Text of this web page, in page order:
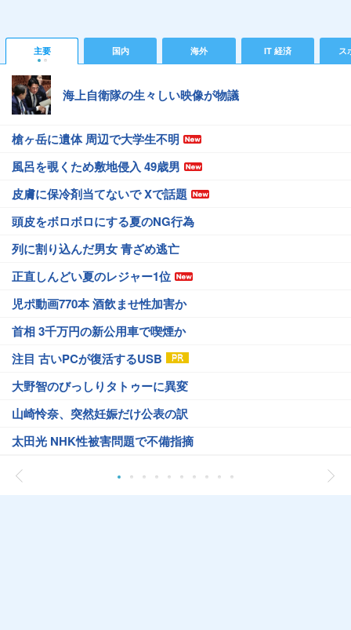
主要 国内 海外 IT 経済 ス
海上自衛隊の生々しい映像が物議
槍ヶ岳に遺体 周辺で大学生不明
風呂を覗くため敷地侵入 49歳男
皮膚に保冷剤当てないで Xで話題
頭皮をボロボロにする夏のNG行為
列に割り込んだ男女 青ざめ逃亡
正直しんどい夏のレジャー1位
児ポ動画770本 酒飲ませ性加害か
首相 3千万円の新公用車で喫煙か
注目 古いPCが復活するUSB
大野智のびっしりタトゥーに異変
山崎怜奈、突然妊娠だけ公表の訳
太田光 NHK性被害問題で不備指摘